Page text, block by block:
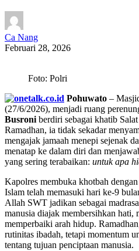
Ca Nang
Februari 28, 2026
Foto: Polri
Pohuwato –
(27/6/2026), menjadi ruang
Busroniberdiri sebagai khatib
Ramadhan, ia tidak sekadar
mengajak jamaah menepi sejenak
menatap ke dalam diri dan
yang sering terabaikan: untuk apa
Kapolres membuka khotbah
Islam telah memasuki hari ke-9
Allah SWT jadikan sebagai
manusia diajak membersihkan hati,
memperbaiki arah hidup.
rutinitas ibadah, tetapi momentum
tentang tujuan penciptaan manusia.